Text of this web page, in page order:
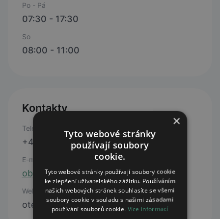
Po - Pá
07:30 - 17:30
So
08:00 - 11:00
Kontakty
Telefon
+420 549 413 176
E-mail
objednavky@lekarnaarnica.cz
Web
otevřít web
×
Tyto webové stránky
používají soubory
cookie.
Tyto webové stránky používají soubory cookie
ke zlepšení uživatelského zážitku. Používáním
našich webových stránek souhlasíte se všemi
soubory cookie v souladu s našimi zásadami
používání souborů cookie. Více informací